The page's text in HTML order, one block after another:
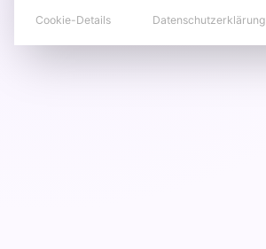
Cookie-Details Datenschutzerklärung